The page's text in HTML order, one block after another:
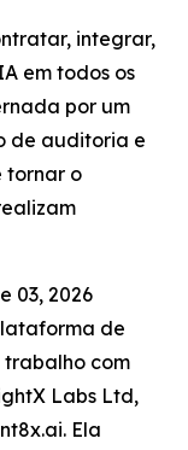
integrar,
em todos os
por um
de auditoria e
tornar o
03, 2026
de
com
Labs Ltd,
Ela